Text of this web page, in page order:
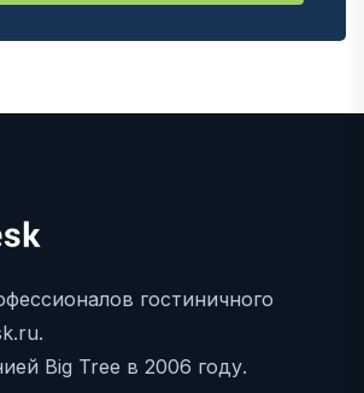
гостиничного
Big Tree в 2006 году.